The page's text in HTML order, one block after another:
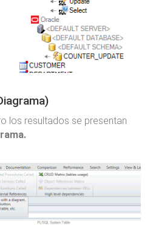
los resultados se presentan